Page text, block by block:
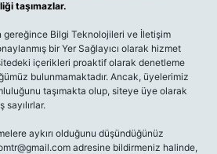
taşımazlar.
gereğince Bilgi Teknolojileri ve İletişim
bir Yer Sağlayıcı olarak hizmet
içerikleri proaktif olarak denetleme
bulunmamaktadır. Ancak, üyelerimiz
taşımakta olup, siteye üye olarak
aykırı olduğunu düşündüğünüz
adresine bildirmeniz halinde,